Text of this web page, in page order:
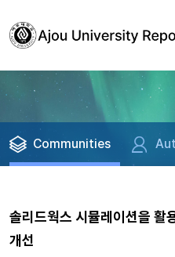
Communities
솔리드웍스 시뮬레이션을 활
개선